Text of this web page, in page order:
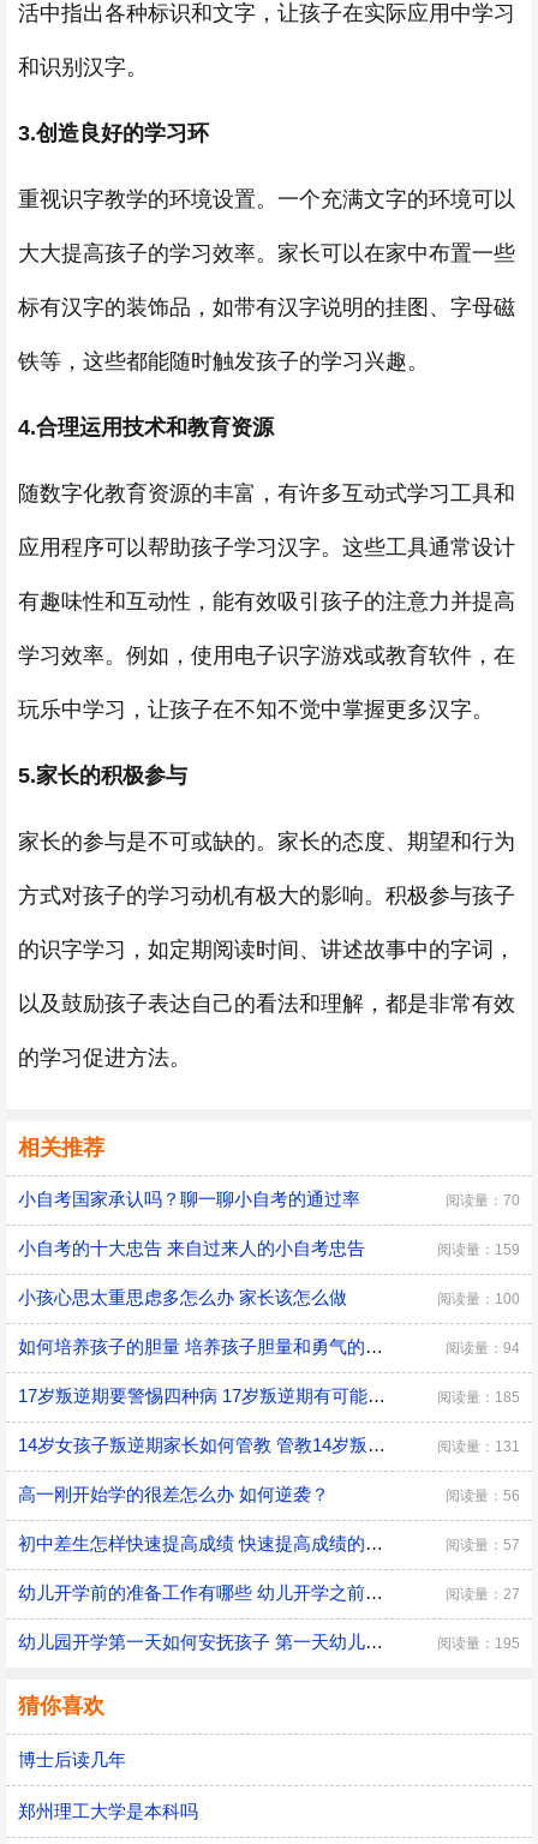
活中指出各种标识和文字，让孩子在实际应用中学习
和识别汉字。
3.创造良好的学习环
重视识字教学的环境设置。一个充满文字的环境可以
大大提高孩子的学习效率。家长可以在家中布置一些
标有汉字的装饰品，如带有汉字说明的挂图、字母磁
铁等，这些都能随时触发孩子的学习兴趣。
4.合理运用技术和教育资源
随数字化教育资源的丰富，有许多互动式学习工具和
应用程序可以帮助孩子学习汉字。这些工具通常设计
有趣味性和互动性，能有效吸引孩子的注意力并提高
学习效率。例如，使用电子识字游戏或教育软件，在
玩乐中学习，让孩子在不知不觉中掌握更多汉字。
5.家长的积极参与
家长的参与是不可或缺的。家长的态度、期望和行为
方式对孩子的学习动机有极大的影响。积极参与孩子
的识字学习，如定期阅读时间、讲述故事中的字词，
以及鼓励孩子表达自己的看法和理解，都是非常有效
的学习促进方法。
相关推荐
小自考国家承认吗？聊一聊小自考的通过率 阅读量：70
小自考的十大忠告 来自过来人的小自考忠告 阅读量：159
小孩心思太重思虑多怎么办 家长该怎么做 阅读量：100
如何培养孩子的胆量 培养孩子胆量和勇气的方法 阅读量：94
17岁叛逆期要警惕四种病 17岁叛逆期有可能会得什么病 阅读量：185
14岁女孩子叛逆期家长如何管教 管教14岁叛逆期女孩子的方法 阅读量：131
高一刚开始学的很差怎么办 如何逆袭？ 阅读量：56
初中差生怎样快速提高成绩 快速提高成绩的方法介绍 阅读量：57
幼儿开学前的准备工作有哪些 幼儿开学之前具体的准备工作 阅读量：27
幼儿园开学第一天如何安抚孩子 第一天幼儿园开学安抚孩子的注意事项 阅读量：195
猜你喜欢
博士后读几年
郑州理工大学是本科吗